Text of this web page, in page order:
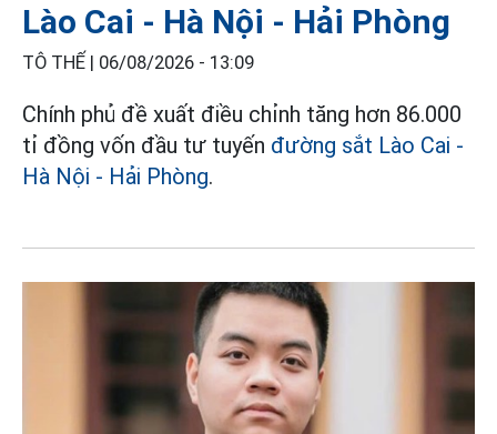
Lào Cai - Hà Nội - Hải Phòng
TÔ THẾ | 06/08/2026 - 13:09
Chính phủ đề xuất điều chỉnh tăng hơn 86.000
tỉ đồng vốn đầu tư tuyến đường sắt Lào Cai -
Hà Nội - Hải Phòng.